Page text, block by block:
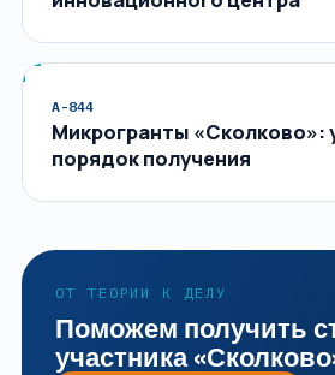
A-844
Микрогранты «Сколково»:
порядок получения
ОТ ТЕОРИИ К ДЕЛУ
Поможем получить
участника